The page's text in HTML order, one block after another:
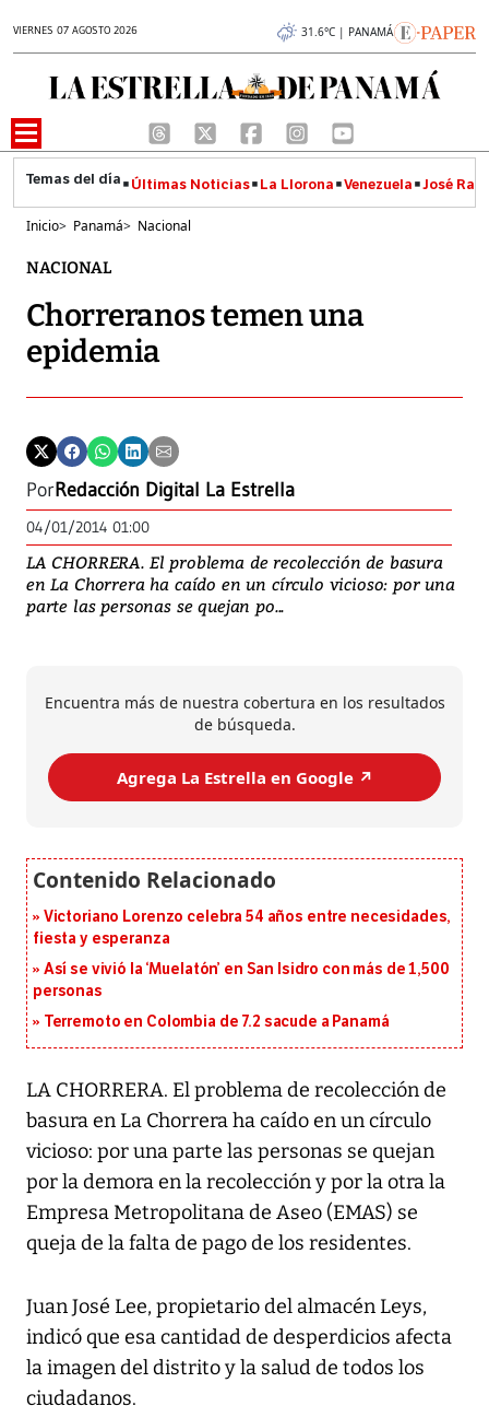
VIERNES 07 AGOSTO 2026 31.6°C | PANAMÁ
Últimas Noticias La Llorona Venezuela José
Inicio> Panamá> Nacional
NACIONAL
Chorreranos temen una
epidemia
PorRedacción Digital La Estrella
04/01/2014 01:00
LA CHORRERA. El problema de recolección de basura
en La Chorrera ha caído en un círculo vicioso: por una
parte las personas se quejan po...
Encuentra más de nuestra cobertura en los resultados
de búsqueda.
Agrega La Estrella en Google ↗️
Victoriano Lorenzo celebra 54 años entre necesidades,
fiesta y esperanza
Así se vivió la ‘Muelatón’ en San Isidro con más de 1,500
personas
Terremoto en Colombia de 7.2 sacude a Panamá
LA CHORRERA. El problema de recolección de
basura en La Chorrera ha caído en un círculo
vicioso: por una parte las personas se quejan
por la demora en la recolección y por la otra la
Empresa Metropolitana de Aseo (EMAS) se
queja de la falta de pago de los residentes.
Juan José Lee, propietario del almacén Leys,
indicó que esa cantidad de desperdicios afecta
la imagen del distrito y la salud de todos los
ciudadanos.